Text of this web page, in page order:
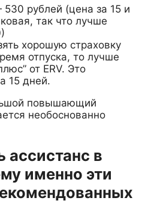
рублей (цена за 15 и
так что лучше
хорошую страховку
отпуска, то лучше
от ERV. Это
15 дней.
повышающий
необоснованно
ассистанс в
именно эти